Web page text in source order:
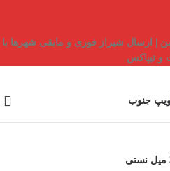
رایگان برای خرید بالای 3 تومن | ارسال شیراز فوری و مابقی شهرها با
و تیپاکس